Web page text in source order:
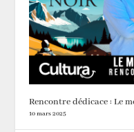
Rencontre dédicace : Le
10 mars 2025